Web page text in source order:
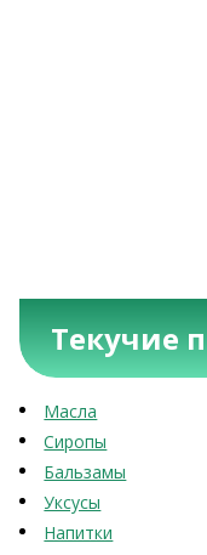
Текучие
Масла
Сиропы
Бальзамы
Уксусы
Напитки